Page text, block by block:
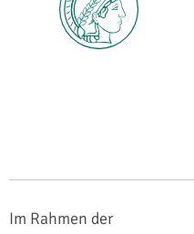
Im Rahmen der